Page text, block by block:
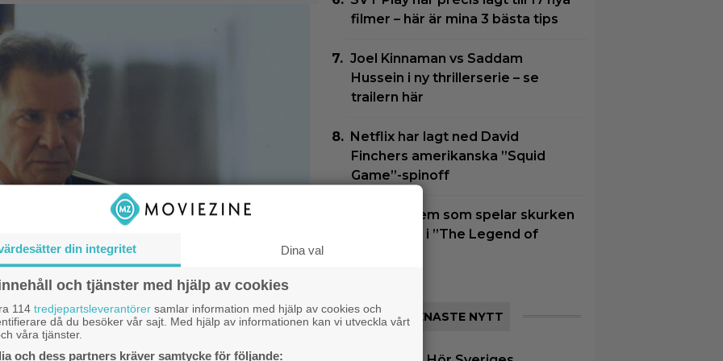
thrillern som
filmer – här är mina 3 bästa tips
Joel Kinnaman vs Saddam
Hussein i ny thrillerserie – se
trailern här
Netflix har lagt ned David
Finchers amerikanska ”Squid
Game”-spinoff
Nu vet vi vem som spelar skurken
Ganondorf i ”The Legend of
SENASTE NYTT
din integritet Dina val
och tjänster med hjälp av cookies
114 tredjepartsleverantörer samlar information med hjälp av cookies och
då du besöker vår sajt. Med hjälp av informationen kan vi utveckla vårt
våra tjänster.
och dess partners kräver samtycke för följande: